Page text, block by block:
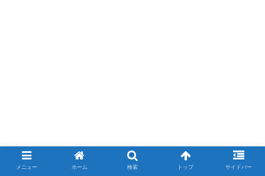
メニュー ホーム 検索 トップ サイドバー